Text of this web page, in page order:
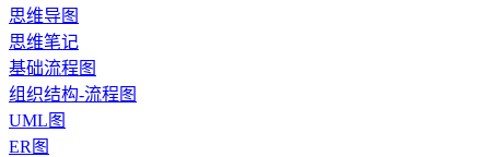
思维导图
思维笔记
基础流程图
组织结构-流程图
UML图
ER图